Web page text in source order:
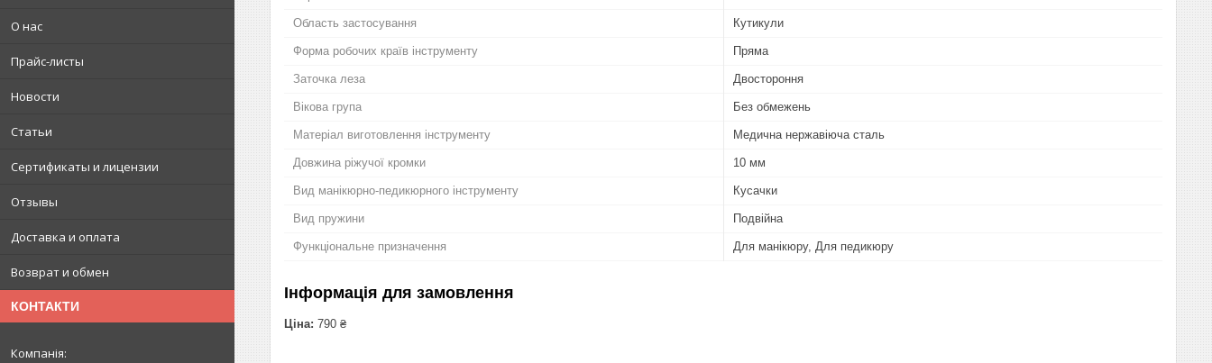
О нас
Прайс-листы
Новости
Статьи
Сертификаты и лицензии
Отзывы
Доставка и оплата
Возврат и обмен
КОНТАКТИ
Область застосування Кутикули
Форма робочих країв інструменту Пряма
Заточка леза Двостороння
Вікова група Без обмежень
Матеріал виготовлення інструменту Медична нержавіюча сталь
Довжина ріжучої кромки 10 мм
Вид манікюрно-педикюрного інструменту Кусачки
Вид пружини Подвійна
Функціональне призначення Для манікюру, Для педикюру
Інформація для замовлення
Ціна: 790 ₴